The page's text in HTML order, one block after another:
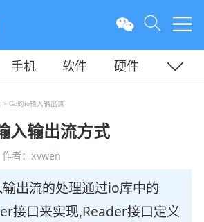
手机 软件
硬件
服务器
> Go的io输入输出流
入输出流方式
者：xvwen
出流的处理通过io库中的
接口来实现,Reader接口定义